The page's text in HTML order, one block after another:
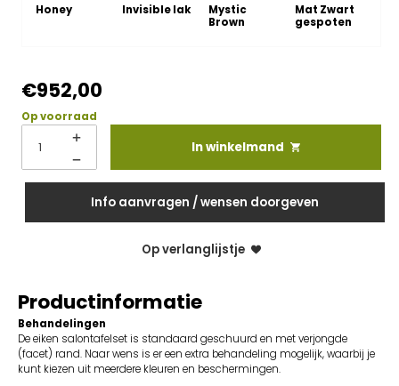
Honey Invisible lak
Mystic
Brown
Mat Zwart
gespoten
€952,00
Op voorraad
In winkelmand
Info aanvragen / wensen doorgeven
Op verlanglijstje
Productinformatie
Behandelingen
De eiken salontafelset is standaard geschuurd en met verjongde
(facet) rand. Naar wens is er een extra behandeling mogelijk, waarbij je
kunt kiezen uit meerdere kleuren en beschermingen.